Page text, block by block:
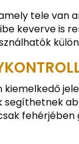
tele van
keverve is